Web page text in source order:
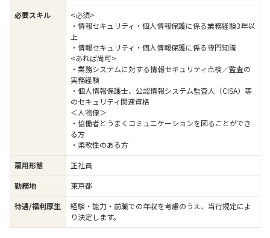
必要スキル
<必須>
・情報セキュリティ・個人情報保護に係る業務経験3年以
上
・情報セキュリティ・個人情報保護に係る専門知識
<あれば尚可>
・業務システムに対する情報セキュリティ点検／監査の
実務経験
・個人情報保護士、公認情報システム監査人（CISA）等
のセキュリティ関連資格
＜人物像＞
・協働者とうまくコミュニケーションを図ることができ
る方
・柔軟性のある方
雇用形態
正社員
勤務地
東京都
待遇/福利厚生
経験・能力・前職での年収を考慮のうえ、当行規定によ
り決定します。